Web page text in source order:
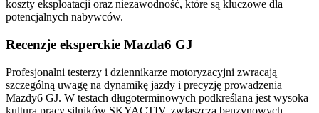
koszty eksploatacji oraz niezawodność, które są kluczowe dla
potencjalnych nabywców.
Recenzje eksperckie Mazda6 GJ
Profesjonalni testerzy i dziennikarze motoryzacyjni zwracają
szczególną uwagę na dynamikę jazdy i precyzję prowadzenia
Mazdy6 GJ. W testach długoterminowych podkreślana jest wysoka
kultura pracy silników SKYACTIV, zwłaszcza benzynowych